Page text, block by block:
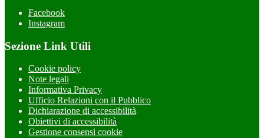
Facebook
Instagram
Sezione Link Utili
Cookie policy
Note legali
Informativa Privacy
Ufficio Relazioni con il Pubblico
Dichiarazione di accessibilità
Obiettivi di accessibilità
Gestione consensi cookie